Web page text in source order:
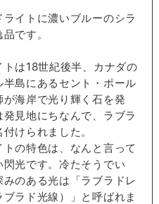
イトに濃いブルーのシラ
です。
トは18世紀後半、カナダの
半島にあるセント・ポール
海岸で光り輝く石を発
発見地にちなんで、ラブラ
けられました。
の特色は、なんと言って
閃光です。冷たそうでい
のある光は「ラブラドレ
ブラド光線）」と呼ばれま